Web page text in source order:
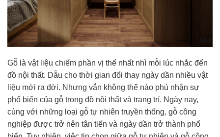
Gỗ là vật liệu chiếm phần vị thế nhất nhì mỗi lúc nhắc đến
đồ nội thất. Dẫu cho thời gian đổi thay ngày dần nhiều vật
liệu mới ra đời. Nhưng vẫn không thể nào phủ nhận sự
phổ biến của gỗ trong đồ nội thất và trang trí. Ngày nay,
cùng với những loại gỗ tự nhiên truyền thống, gỗ công
nghiệp được trở nên tân tiến và ngày dần trở thành phổ